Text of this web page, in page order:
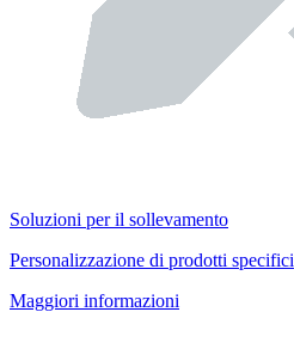
Soluzioni per il sollevamento
Personalizzazione di prodotti specifici
Maggiori informazioni